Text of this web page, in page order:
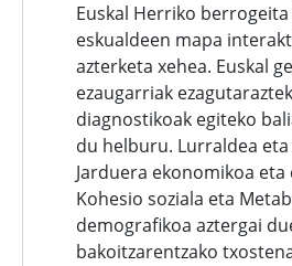
Euskal Herriko
eskualdeen mapa
azterketa xehea. Euskal
ezaugarriak
diagnostikoak egiteko
du helburu. Lurraldea
Jarduera ekonomikoa eta
Kohesio soziala eta
demografikoa aztergai
bakoitzarentzako